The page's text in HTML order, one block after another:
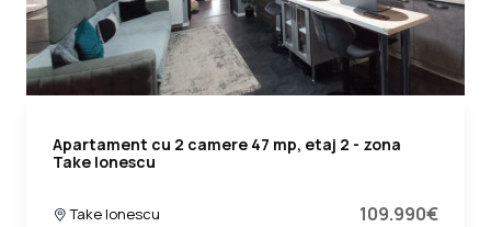
Apartament cu 2 camere 47 mp, etaj 2 - zona
Take Ionescu
Take Ionescu 109.990€